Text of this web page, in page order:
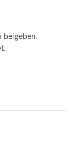
beigeben.